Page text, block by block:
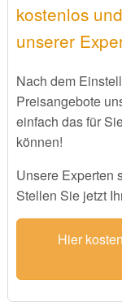
kostenlos
unserer
Nach dem
Preisangebote
einfach das für
können!
Unsere Experten
Stellen Sie jetzt
Hier